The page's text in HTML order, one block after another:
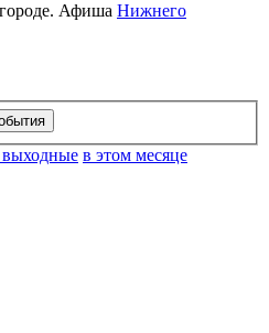
Афиша Нижнего
выходные в этом месяце